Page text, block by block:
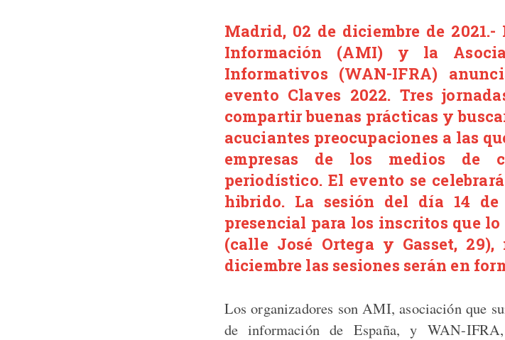
Madrid, 02 de diciembre de 2021.-
Información (AMI) y la
Informativos (WAN-IFRA)
evento Claves 2022. Tres
compartir buenas prácticas y
acuciantes preocupaciones a las
empresas de los medios de
periodístico. El evento se
hibrido. La sesión del día 14
presencial para los inscritos que
(calle José Ortega y Gasset,
diciembre las sesiones serán en
Los organizadores son AMI, asociación que
de información de España, y WAN-